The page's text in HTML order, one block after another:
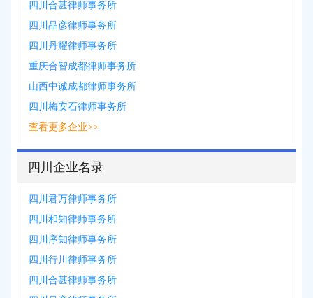
四川合甚律师事务所
四川品彦律师事务所
四川丹耀律师事务所
重庆合智成都律师事务所
山西中诚成都律师事务所
四川梅安石律师事务所
查看更多企业>>
四川企业名录
四川君万律师事务所
四川和知律师事务所
四川序知律师事务所
四川行川律师事务所
四川合甚律师事务所